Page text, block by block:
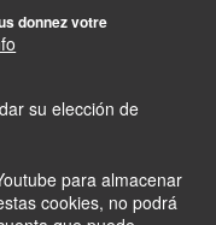
donnez votre
su elección de
para almacenar
cookies, no podrá